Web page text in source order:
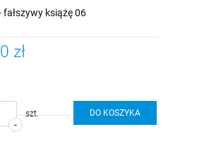
fałszywy książę 06
zł
-
szt. DO KOSZYKA